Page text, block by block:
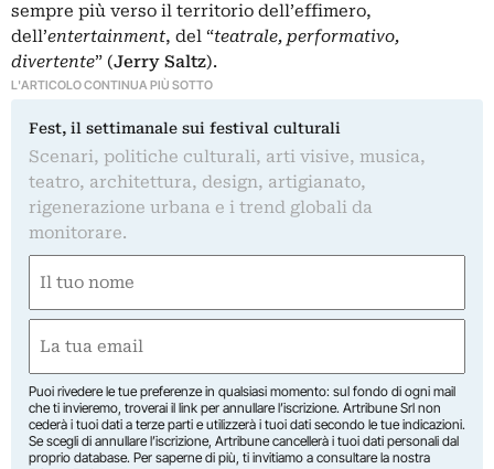
sempre più verso il territorio dell’effimero,
dell’entertainment, del “teatrale, performativo,
divertente” (Jerry Saltz).
L'ARTICOLO CONTINUA PIÙ SOTTO
Fest, il settimanale sui festival culturali
Scenari, politiche culturali, arti visive, musica,
teatro, architettura, design, artigianato,
rigenerazione urbana e i trend globali da
monitorare.
(Obbligatorio)
(Obbligatorio)
Puoi rivedere le tue preferenze in qualsiasi momento: sul fondo di ogni mail
che ti invieremo, troverai il link per annullare l’iscrizione. Artribune Srl non
cederà i tuoi dati a terze parti e utilizzerà i tuoi dati secondo le tue indicazioni.
Se scegli di annullare l’iscrizione, Artribune cancellerà i tuoi dati personali dal
proprio database. Per saperne di più, ti invitiamo a consultare la nostra